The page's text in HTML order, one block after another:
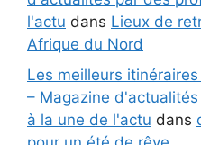
l'actu dans Lieux de
Afrique du Nord
Les meilleurs
– Magazine
à la une de l'actu dans